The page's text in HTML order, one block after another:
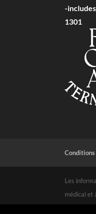
-
1301
Les
médical et